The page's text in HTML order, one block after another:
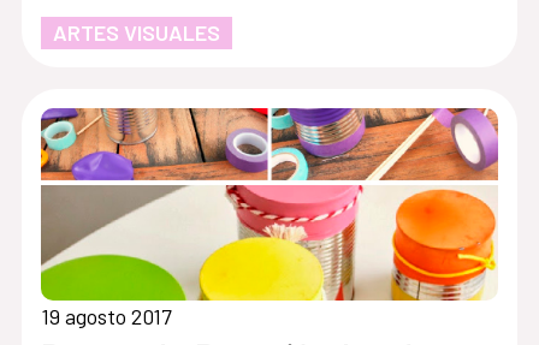
ARTES VISUALES
19 agosto 2017